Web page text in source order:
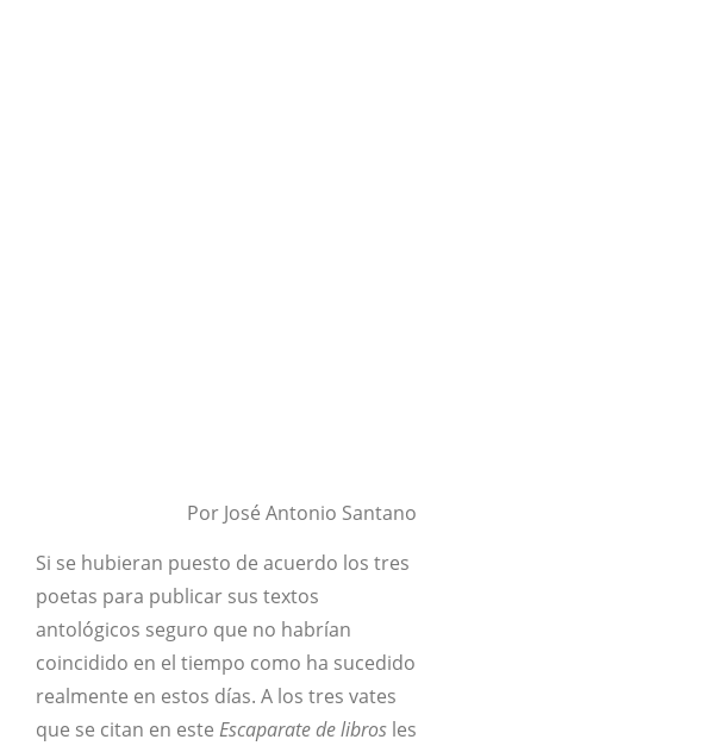
Por José Antonio Santano
Si se hubieran puesto de acuerdo los tres
poetas para publicar sus textos
antológicos seguro que no habrían
coincidido en el tiempo como ha sucedido
realmente en estos días. A los tres vates
que se citan en este Escaparate de libros les